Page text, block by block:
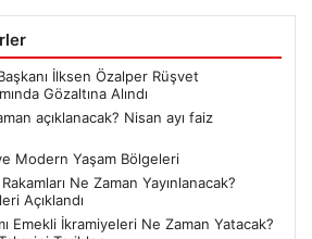
İlksen Özalper Rüşvet
Gözaltına Alındı
açıklanacak? Nisan ayı faiz
Modern Yaşam Bölgeleri
Ne Zaman Yayınlanacak?
Açıklandı
Emekli İkramiyeleri Ne Zaman Yatacak?